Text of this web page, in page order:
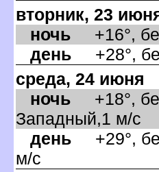
торник, 23
ночь +16°,
день +28°,
среда, 24 июня
ночь +18°,
Западный,1 м/с
день +29°,
м/с